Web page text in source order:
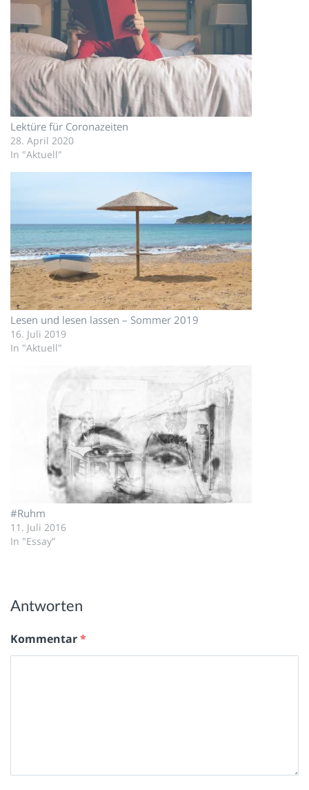
Lektüre für Coronazeiten
28. April 2020
In "Aktuell"
Lesen und lesen lassen – Sommer 2019
16. Juli 2019
In "Aktuell"
#Ruhm
11. Juli 2016
In "Essay"
Antworten
Kommentar*